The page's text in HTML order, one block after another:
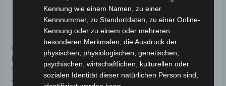
Kostenloser Versand
VS2 TRITTFLÄCHE
KUNSTSTOFF
Bewertet
49,00
Kennung wie einem Namen, zu einer
Kennnummer, zu Standortdaten, zu einer Online-
Kennung oder zu einem oder mehreren
besonderen Merkmalen, die Ausdruck der
physischen, physiologischen, genetischen,
psychischen, wirtschaftlichen, kulturellen oder
sozialen Identität dieser natürlichen Person sind,